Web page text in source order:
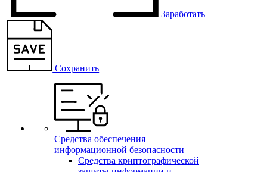
Заработать
Сохранить
Средства обеспечения
информационной безопасности
Средства криптографической